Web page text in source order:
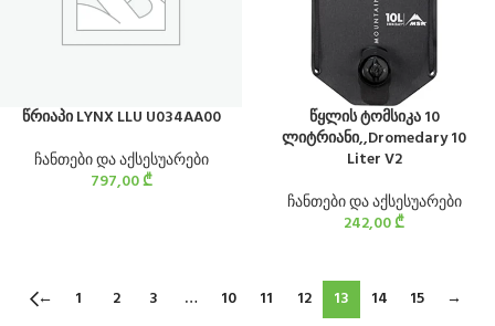
წრიაპი LYNX LLU U034AA00
ჩანთები და აქსესუარები
797,00₾
წყლის ტომსიკა 10
ლიტრიანი,,Dromedary 10
Liter V2
ჩანთები და აქსესუარები
242,00₾
← 1 2 3 … 10 11 12 13 14 15 →